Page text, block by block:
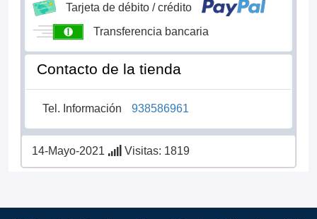
Tarjeta de débito / crédito
Transferencia bancaria
Contacto de la tienda
Tel. Información 938586961
14-Mayo-2021 Visitas: 1819